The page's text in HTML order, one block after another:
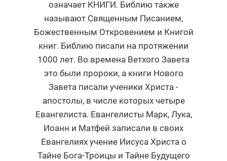
означает КНИГИ. Библию также
называют Священным Писанием,
Божественным Откровением и Книгой
книг. Библию писали на протяжении
1000 лет. Во времена Ветхого Завета
это были пророки, а книги Нового
Завета писали ученики Христа -
апостолы, в числе которых четыре
Евангелиста. Евангелисты Марк, Лука,
Иоанн и Матфей записали в своих
Евангелиях учение Иисуса Христа о
Тайне Бога-Троицы и Тайне Будущего